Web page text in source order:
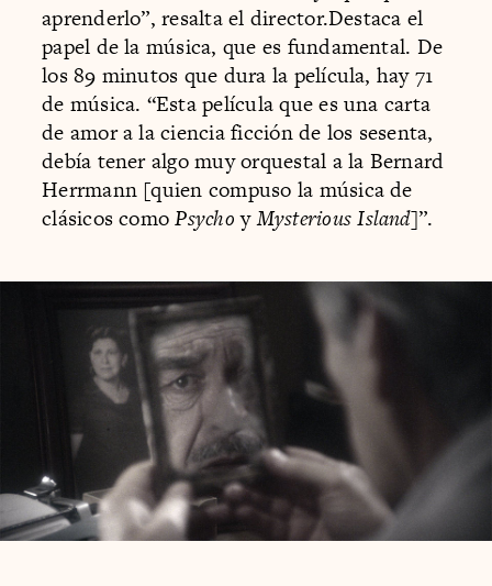
aprenderlo”, resalta el director.Destaca el
papel de la música, que es fundamental. De
los 89 minutos que dura la película, hay 71
de música. “Esta película que es una carta
de amor a la ciencia ficción de los sesenta,
debía tener algo muy orquestal a la Bernard
Herrmann [quien compuso la música de
clásicos comoPsychoyMysterious Island]”.